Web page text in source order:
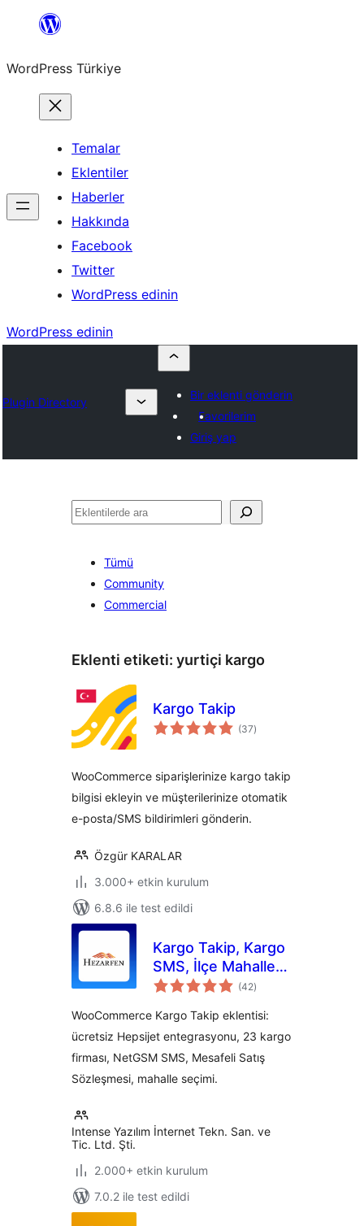
İçeriğe
WordPress Türkiye
Temalar
Eklentiler
Haberler
Hakkında
Facebook
Twitter
WordPress edinin
WordPress edinin
Plugin Directory
Bir eklenti gönderin
Favorilerim
Giriş yap
Ara
Tümü
Community
Commercial
Eklenti etiketi: yurtiçi kargo
Kargo Takip
(37toplam
puan
)
WooCommerce siparişlerinize kargo takip
bilgisi ekleyin ve müşterilerinize otomatik
e-posta/SMS bildirimleri gönderin.
Özgür KARALAR
3.000+ etkin kurulum
6.8.6 ile test edildi
Kargo Takip, Kargo
SMS, İlçe Mahalle
Sözleşme by(42toplam
puan
)
WooCommerce Kargo Takip eklentisi:
ücretsiz Hepsijet entegrasyonu, 23 kargo
firması, NetGSM SMS, Mesafeli Satış
Sözleşmesi, mahalle seçimi.
Intense Yazılım İnternet Tekn. San. ve
Tic. Ltd. Şti.
2.000+ etkin kurulum
7.0.2 ile test edildi